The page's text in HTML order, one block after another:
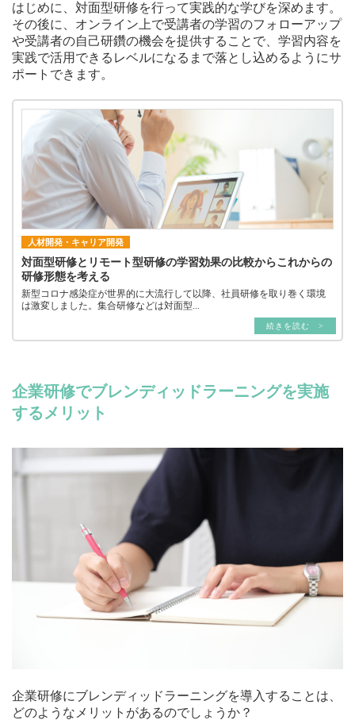
はじめに、対面型研修を行って実践的な学びを深めます。
その後に、オンライン上で受講者の学習のフォローアップ
や受講者の自己研鑽の機会を提供することで、学習内容を
実践で活用できるレベルになるまで落とし込めるようにサ
ポートできます。
人材開発・キャリア開発
対面型研修とリモート型研修の学習効果の比較からこれからの
研修形態を考える
新型コロナ感染症が世界的に大流行して以降、社員研修を取り巻く環境
は激変しました。集合研修などは対面型...
続きを読む >
企業研修でブレンディッドラーニングを実施
するメリット
企業研修にブレンディッドラーニングを導入することは、
どのようなメリットがあるのでしょうか？